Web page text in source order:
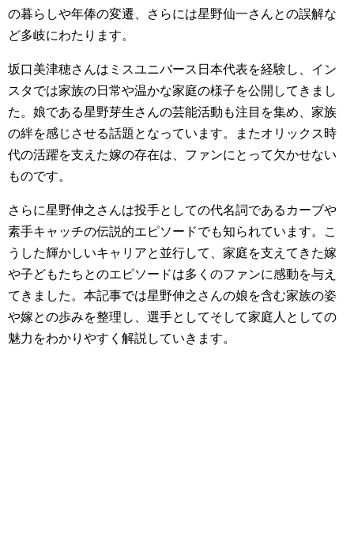
の暮らしや年俸の変遷、さらには星野仙一さんとの誤解な
ど多岐にわたります。
坂口美津穂さんはミスユニバース日本代表を経験し、イン
スタでは家族の日常や温かな家庭の様子を公開してきまし
た。娘である星野芽生さんの芸能活動も注目を集め、家族
の絆を感じさせる話題となっています。またオリックス時
代の活躍を支えた嫁の存在は、ファンにとって欠かせない
ものです。
さらに星野伸之さんは投手としての代名詞であるカーブや
素手キャッチの伝説的エピソードでも知られています。こ
うした輝かしいキャリアと並行して、家庭を支えてきた嫁
や子どもたちとのエピソードは多くのファンに感動を与え
てきました。本記事では星野伸之さんの娘を含む家族の姿
や嫁との歩みを整理し、選手としてそして家庭人としての
魅力をわかりやすく解説していきます。